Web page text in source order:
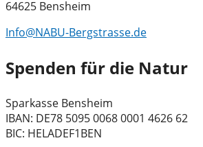
64625 Bensheim
Info@NABU-Bergstrasse.de
Spenden für die Natur
Sparkasse Bensheim
IBAN: DE78 5095 0068 0001 4626 62
BIC: HELADEF1BEN